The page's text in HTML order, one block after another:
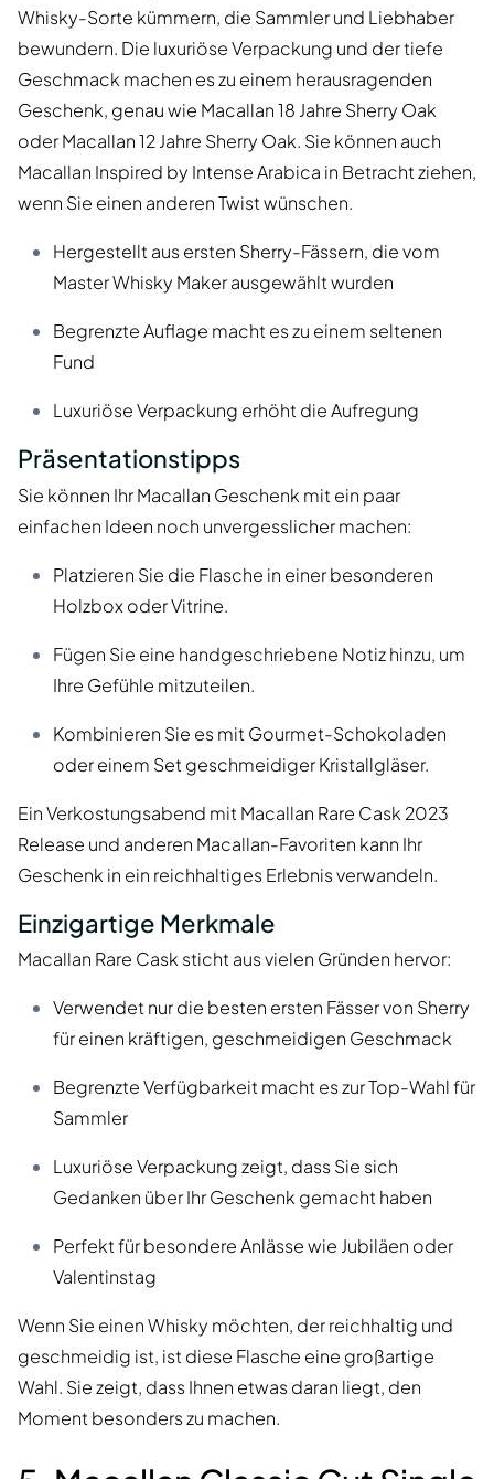
Whisky-Sorte kümmern, die Sammler und Liebhaber
bewundern. Die luxuriöse Verpackung und der tiefe
Geschmack machen es zu einem herausragenden
Geschenk, genau wie Macallan 18 Jahre Sherry Oak
oder Macallan 12 Jahre Sherry Oak. Sie können auch
Macallan Inspired by Intense Arabica in Betracht ziehen,
wenn Sie einen anderen Twist wünschen.
Hergestellt aus ersten Sherry-Fässern, die vom
Master Whisky Maker ausgewählt wurden
Begrenzte Auflage macht es zu einem seltenen
Fund
Luxuriöse Verpackung erhöht die Aufregung
Präsentationstipps
Sie können Ihr Macallan Geschenk mit ein paar
einfachen Ideen noch unvergesslicher machen:
Platzieren Sie die Flasche in einer besonderen
Holzbox oder Vitrine.
Fügen Sie eine handgeschriebene Notiz hinzu, um
Ihre Gefühle mitzuteilen.
Kombinieren Sie es mit Gourmet-Schokoladen
oder einem Set geschmeidiger Kristallgläser.
Ein Verkostungsabend mit Macallan Rare Cask 2023
Release und anderen Macallan-Favoriten kann Ihr
Geschenk in ein reichhaltiges Erlebnis verwandeln.
Einzigartige Merkmale
Macallan Rare Cask sticht aus vielen Gründen hervor:
Verwendet nur die besten ersten Fässer von Sherry
für einen kräftigen, geschmeidigen Geschmack
Begrenzte Verfügbarkeit macht es zur Top-Wahl für
Sammler
Luxuriöse Verpackung zeigt, dass Sie sich
Gedanken über Ihr Geschenk gemacht haben
Perfekt für besondere Anlässe wie Jubiläen oder
Valentinstag
Wenn Sie einen Whisky möchten, der reichhaltig und
geschmeidig ist, ist diese Flasche eine großartige
Wahl. Sie zeigt, dass Ihnen etwas daran liegt, den
Moment besonders zu machen.